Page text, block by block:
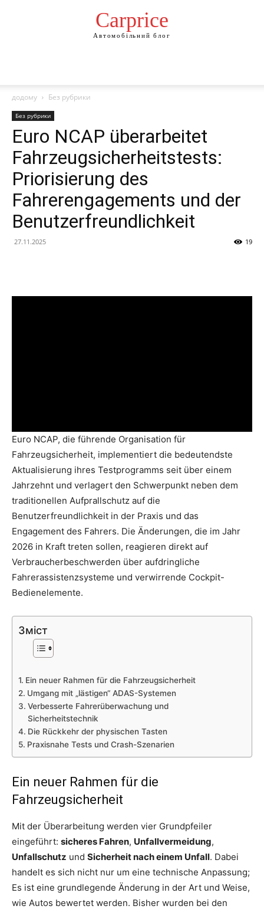
Сarprice
Автомобільний блог
додому Без рубрики
Без рубрики
Euro NCAP überarbeitet
Fahrzeugsicherheitstests:
Priorisierung des
Fahrerengagements und der
Benutzerfreundlichkeit
27.11.2025 19
Euro NCAP, die führende Organisation für
Fahrzeugsicherheit, implementiert die bedeutendste
Aktualisierung ihres Testprogramms seit über einem
Jahrzehnt und verlagert den Schwerpunkt neben dem
traditionellen Aufprallschutz auf die
Benutzerfreundlichkeit in der Praxis und das
Engagement des Fahrers. Die Änderungen, die im Jahr
2026 in Kraft treten sollen, reagieren direkt auf
Verbraucherbeschwerden über aufdringliche
Fahrerassistenzsysteme und verwirrende Cockpit-
Bedienelemente.
Зміст
Ein neuer Rahmen für die Fahrzeugsicherheit
Umgang mit „lästigen“ ADAS-Systemen
Verbesserte Fahrerüberwachung und
Sicherheitstechnik
Die Rückkehr der physischen Tasten
Praxisnahe Tests und Crash-Szenarien
Ein neuer Rahmen für die
Fahrzeugsicherheit
Mit der Überarbeitung werden vier Grundpfeiler
eingeführt: sicheres Fahren, Unfallvermeidung,
Unfallschutz und Sicherheit nach einem Unfall. Dabei
handelt es sich nicht nur um eine technische Anpassung;
Es ist eine grundlegende Änderung in der Art und Weise,
wie Autos bewertet werden. Bisher wurden bei den